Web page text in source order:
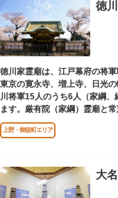
能です（観覧料は展覧会によ
料等の詳細は公式サイトをご確
専門のスタッフに子供を預け
ス「パパママデー（事前予約
用のお湯のサービスもあるの
レンガ色のタイル張りの建物
設計。
屋外には彫刻等の立体作品も
徳
徳川家霊廟は、江戸幕府の将
東京の寛永寺、増上寺、日光
川将軍15人のうち6人（家綱
ます。厳有院（家綱）霊廟と
（1945）の空襲で大部分を焼失
上野・御徒町エリア
大